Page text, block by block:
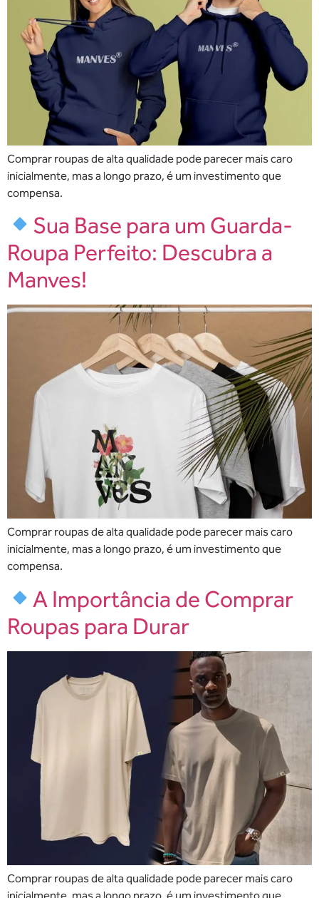
Comprar roupas de alta qualidade pode parecer mais caro
inicialmente, mas a longo prazo, é um investimento que
compensa.
Sua Base para um Guarda-
Roupa Perfeito: Descubra a
Manves!
Comprar roupas de alta qualidade pode parecer mais caro
inicialmente, mas a longo prazo, é um investimento que
compensa.
A Importância de Comprar
Roupas para Durar
Comprar roupas de alta qualidade pode parecer mais caro
inicialmente, mas a longo prazo, é um investimento que